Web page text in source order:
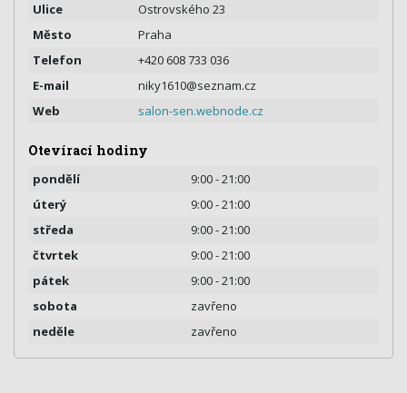
Ulice
Ostrovského 23
Město
Praha
Telefon
+420 608 733 036
E-mail
niky1610@seznam.cz
Web
salon-sen.webnode.cz
Otevírací hodiny
pondělí
9:00 - 21:00
úterý
9:00 - 21:00
středa
9:00 - 21:00
čtvrtek
9:00 - 21:00
pátek
9:00 - 21:00
sobota
zavřeno
neděle
zavřeno